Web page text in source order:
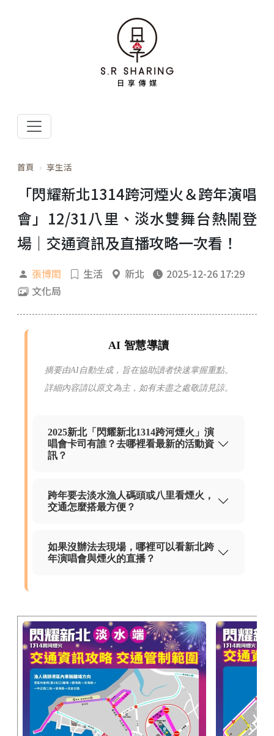
首頁 享生活
「閃耀新北1314跨河煙火＆跨年演唱
會」12/31八里、淡水雙舞台熱鬧登
場｜交通資訊及直播攻略一次看！
張博閎 生活 新北
2025-12-26 17:29
文化局
AI 智慧導讀
摘要由AI自動生成，旨在協助讀者快速掌握重點。
詳細內容請以原文為主，如有未盡之處敬請見諒。
2025新北「閃耀新北1314跨河煙火」演
唱會卡司有誰？去哪裡看最新的活動資
訊？
跨年要去淡水漁人碼頭或八里看煙火，
交通怎麼搭最方便？
如果沒辦法去現場，哪裡可以看新北跨
年演唱會與煙火的直播？